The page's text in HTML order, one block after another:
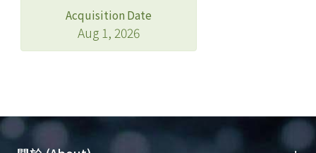
Acquisition Date
Aug 1, 2026